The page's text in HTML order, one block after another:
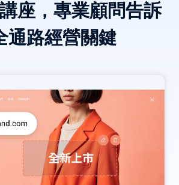
座，專業顧問告訴
通路經營關鍵